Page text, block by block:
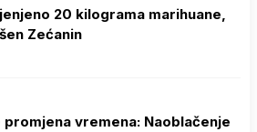
20 kilograma marihuane,
Zećanin
promjena vremena: Naoblačenje